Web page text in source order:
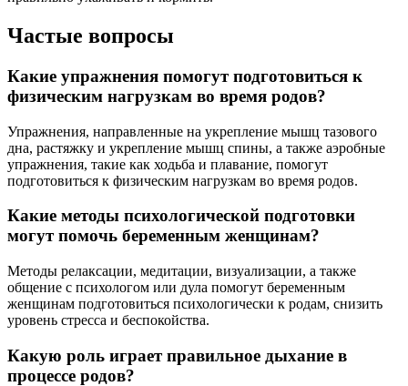
Частые вопросы
Какие упражнения помогут подготовиться к
физическим нагрузкам во время родов?
Упражнения, направленные на укрепление мышц тазового
дна, растяжку и укрепление мышц спины, а также аэробные
упражнения, такие как ходьба и плавание, помогут
подготовиться к физическим нагрузкам во время родов.
Какие методы психологической подготовки
могут помочь беременным женщинам?
Методы релаксации, медитации, визуализации, а также
общение с психологом или дула помогут беременным
женщинам подготовиться психологически к родам, снизить
уровень стресса и беспокойства.
Какую роль играет правильное дыхание в
процессе родов?